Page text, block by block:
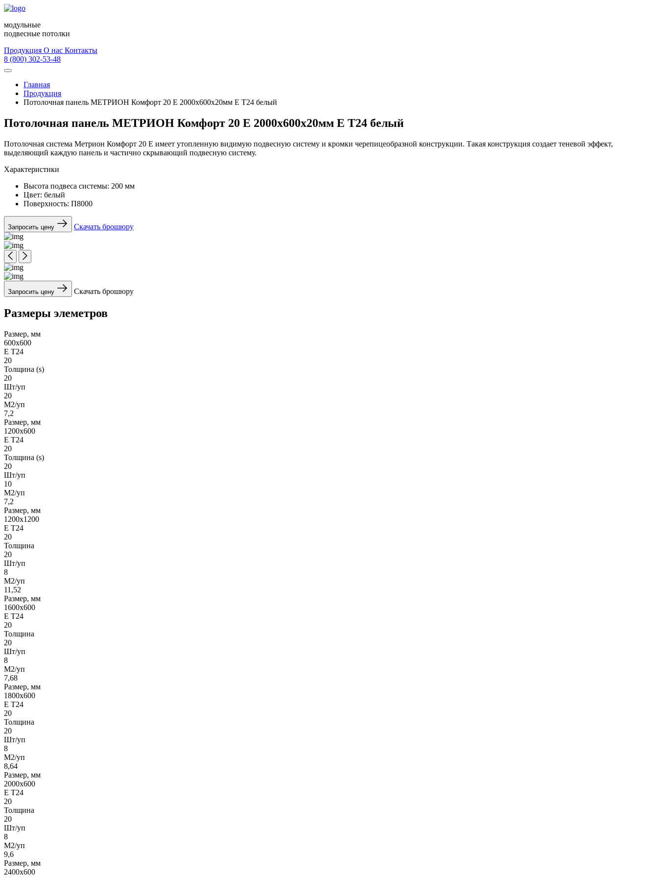
модульные
подвесные потолки
Продукция О нас Контакты
8 (800) 302-53-48
Главная
Продукция
Потолочная панель МЕТРИОН Комфорт 20 Е 2000х600х20мм Е Т24 белый
Потолочная панель МЕТРИОН Комфорт 20 Е 2000х600х20мм Е Т24 белый
Потолочная система Метрион Комфорт 20 Е имеет утопленную видимую подвесную систему и кромки черепицеобразной конструкции. Такая конструкция создает теневой эффект,
выделяющий каждую панель и частично скрывающий подвесную систему.
Характеристики
Высота подвеса системы: 200 мм
Цвет: белый
Поверхность: П8000
Запросить цену Скачать брошюру
Запросить цену Скачать брошюру
Размеры элеметров
Размер, мм
600x600
Е Т24
20
Толщина (s)
20
Шт/уп
20
М2/уп
7,2
Размер, мм
1200x600
Е Т24
20
Толщина (s)
20
Шт/уп
10
М2/уп
7,2
Размер, мм
1200х1200
Е Т24
20
Толщина
20
Шт/уп
8
М2/уп
11,52
Размер, мм
1600х600
Е Т24
20
Толщина
20
Шт/уп
8
М2/уп
7,68
Размер, мм
1800х600
Е Т24
20
Толщина
20
Шт/уп
8
М2/уп
8,64
Размер, мм
2000х600
Е Т24
20
Толщина
20
Шт/уп
8
М2/уп
9,6
Размер, мм
2400х600